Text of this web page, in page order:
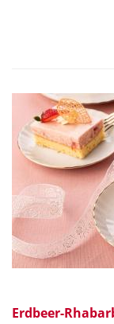
Erdbeer-